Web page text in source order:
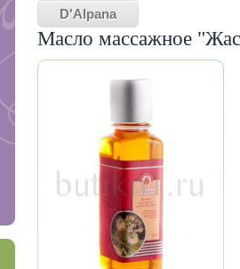
D'Alpana
Масло массажное